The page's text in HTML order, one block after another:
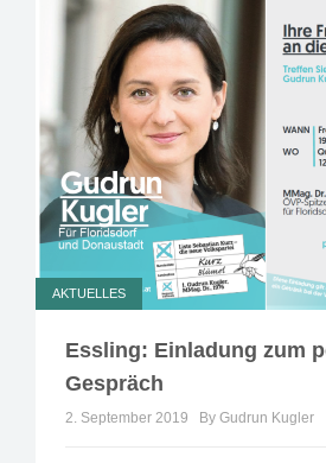
AKTUELLES
Essling: Einladung zum
Gespräch
2. September 2019 By Gudrun Kugler